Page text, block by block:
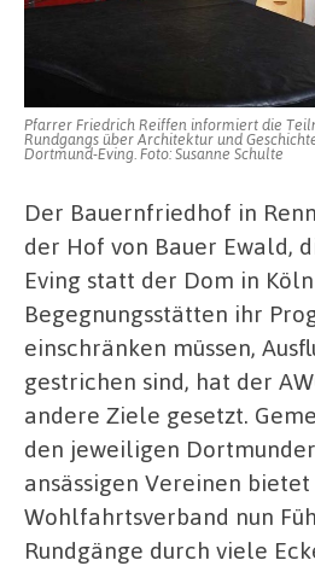
Pfarrer Friedrich Reiffen informiert die
Rundgangs über Architektur und
Dortmund-Eving. Foto: Susanne Schulte
Der Bauernfriedhof in
der Hof von Bauer Ewald,
Eving statt der Dom in
Begegnungsstätten ihr
einschränken müssen,
gestrichen sind, hat der
andere Ziele gesetzt.
den jeweiligen
ansässigen Vereinen
Wohlfahrtsverband nun
Rundgänge durch viele